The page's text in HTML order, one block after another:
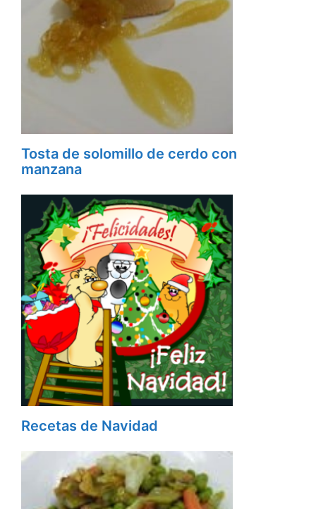
Tosta de solomillo de cerdo con
manzana
Recetas de Navidad